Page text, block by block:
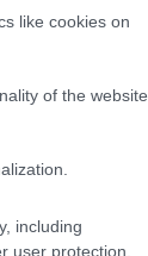
like cookies on
of the website
including
user protection.